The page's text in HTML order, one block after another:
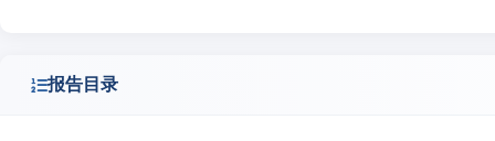
报告目录